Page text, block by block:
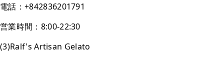
電話：+842836201791
営業時間：8:00-22:30
(3)Ralf's Artisan Gelato